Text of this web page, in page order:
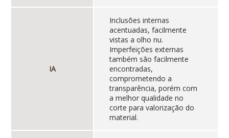
IA
Inclusões internas
acentuadas, facilmente
vistas a olho nu.
Imperfeições externas
também são facilmente
encontradas,
comprometendo a
transparência, porém com
a melhor qualidade no
corte para valorização do
material.